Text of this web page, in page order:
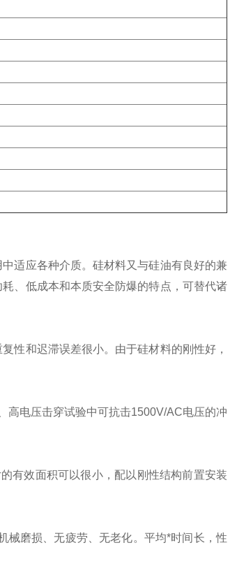
适应各种介质。硅材料又与硅油有良好的兼
、低成本和本质安全防爆的特点，可替代诸
性和迟滞误差很小。由于硅材料的刚性好，
电压击穿试验中可抗击1500V/AC电压的冲
有效面积可以很小，配以刚性结构前置安装
械磨损、无疲劳、无老化。平均*时间长，性